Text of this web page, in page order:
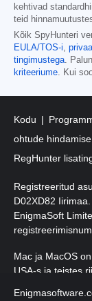
kehtivad
teid
Kõik SpyHunteri
EULA/TOS-i,
tingimustega.
kriteeriume. Kui
Kodu
ohtude
RegHunter
Registreeritud
D02XD82 Iirimaa.
EnigmaSoft
Mac ja MacOS
USA-s ja teistes
Autoriõigus 2016-